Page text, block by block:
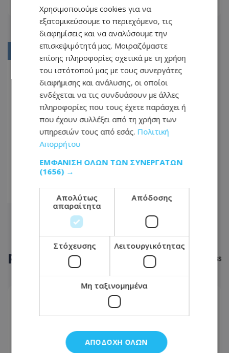
ΔΙΑΒΆΣΤΕ ΠΕΡΙΣΣΌΤΕΡΑ
01
02
03
04
05
ΡΟΗ ΕΙΔΗΣΕΩΝ
08.08.2026 - 16:57
Ασφαλές το πλήρωμα λένε οι Βρετανοί
Χρησιμοποιούμε cookies για να
εξατομικεύσουμε το περιεχόμενο, τις
διαφημίσεις και να αναλύσουμε την
επισκεψιμότητά μας. Μοιραζόμαστε
επίσης πληροφορίες σχετικά με τη χρήση
του ιστότοπού μας με τους συνεργάτες
διαφήμισης και ανάλυσης, οι οποίοι
ενδέχεται να τις συνδυάσουν με άλλες
πληροφορίες που τους έχετε παράσχει ή
που έχουν συλλέξει από τη χρήση των
υπηρεσιών τους από εσάς. Πολιτική
Απορρήτου
ΕΜΦΆΝΙΣΗ ΌΛΩΝ ΤΩΝ ΣΥΝΕΡΓΑΤΏΝ
(1656) →
Απολύτως
απαραίτητα
Απόδοσης
Στόχευσης Λειτουργικότητας
Μη ταξινομημένα
ΑΠΟΔΟΧΉ ΌΛΩΝ